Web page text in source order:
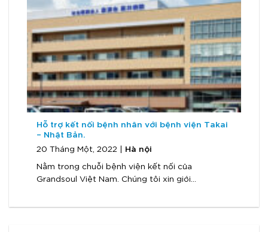
Hỗ trợ kết nối bệnh nhân với bệnh viện Takai
– Nhật Bản.
20 Tháng Một, 2022 | Hà nội
Nằm trong chuỗi bệnh viện kết nối của
Grandsoul Việt Nam. Chúng tôi xin giới...